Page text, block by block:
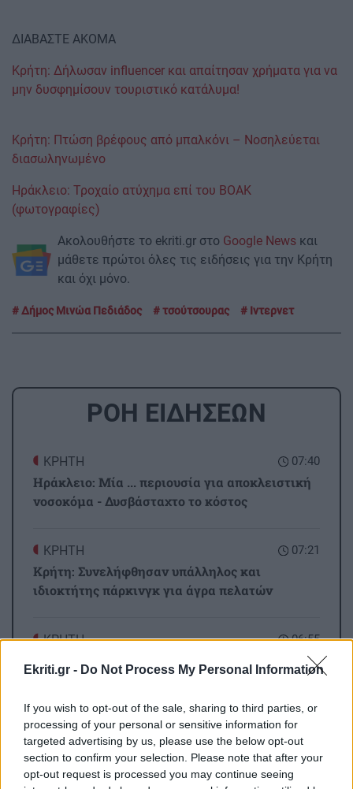
Ekriti.gr - Do Not Process My Personal Information
If you wish to opt-out of the sale, sharing to third parties, or
processing of your personal or sensitive information for
targeted advertising by us, please use the below opt-out
section to confirm your selection. Please note that after your
opt-out request is processed you may continue seeing
ΔΙΑΒΑΣΤΕ ΑΚΟΜΑ
Κρήτη: Δήλωσαν influencer και απαίτησαν χρήματα για να
μην δυσφημίσουν τουριστικό κατάλυμα!
Κρήτη: Πτώση βρέφους από μπαλκόνι – Νοσηλεύεται
διασωληνωμένο
Ηράκλειο: Τροχαίο ατύχημα επί του ΒΟΑΚ
(φωτογραφίες)
Ακολουθήστε το ekriti.gr στο Google News και
μάθετε πρώτοι όλες τις ειδήσεις για την Κρήτη
και όχι μόνο.
Δήμος Μινώα Πεδιάδος τσούτσουρας Ιντερνετ
ΡΟΗ ΕΙΔΗΣΕΩΝ
07:40
ΚΡΗΤΗ
Ηράκλειο: Μία ... περιουσία για αποκλειστική
νοσοκόμα - Δυσβάσταχτο το κόστος
07:21
ΚΡΗΤΗ
Κρήτη: Συνελήφθησαν υπάλληλος και
ιδιοκτήτης πάρκινγκ για άγρα πελατών
06:55
ΚΡΗΤΗ
Σητεία: Ολονύχτια η μάχη των πυροσβεστών -
Χωρίς ενεργό μέτωπο η πυρκαγιά
00:00
ΣΧΕΣΕΙΣ ΚΑΙ SEX
Πώς θα καταλάβεις ότι ένας άνθρωπος δεν
μπήκε τυχαία στη ζωή σου
Όλες οι ειδήσεις